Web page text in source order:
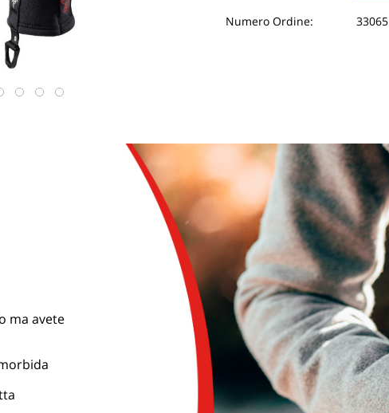
Numero Ordine: 33065
ma avete